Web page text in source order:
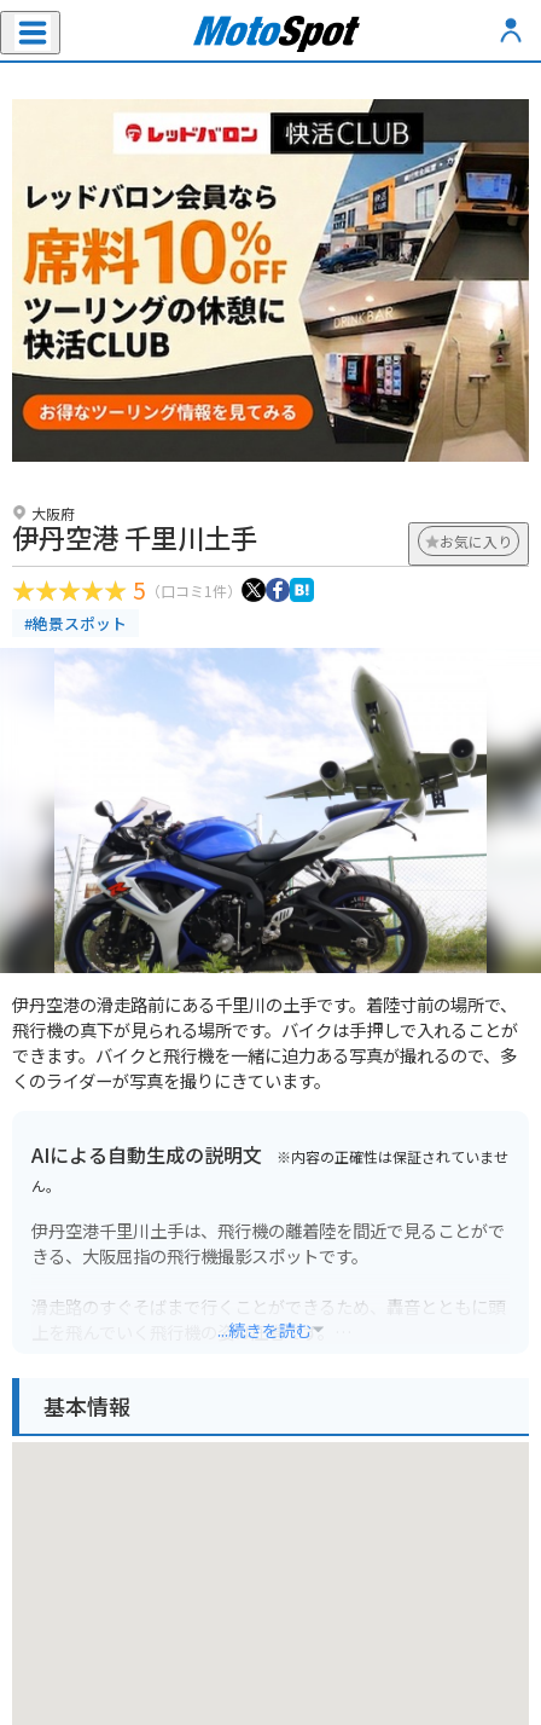
大阪府
伊丹空港 千里川土手 お気に入り
5 （口コミ1件）
#絶景スポット
伊丹空港の滑走路前にある千里川の土手です。着陸寸前の場所で、
飛行機の真下が見られる場所です。バイクは手押しで入れることが
できます。バイクと飛行機を一緒に迫力ある写真が撮れるので、多
くのライダーが写真を撮りにきています。
AIによる自動生成の説明文 ※内容の正確性は保証されていませ
ん。
伊丹空港千里川土手は、飛行機の離着陸を間近で見ることがで
きる、大阪屈指の飛行機撮影スポットです。
滑走路のすぐそばまで行くことができるため、轟音とともに頭
上を飛んでいく飛行機の姿は圧巻です。
囲気を楽しむことができます。
...続きを読む
基本情報